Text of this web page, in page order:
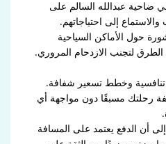
ضاحية عبدالله السالم على
إلى احتياجاتهم.
حول الأماكن السياحية
لتجنب الازدحام المروري.
تنافسية وخطط تسعير شفافة.
رحلتك مسبقًا دون مواجهة أي
أن الدفع يعتمد على المسافة